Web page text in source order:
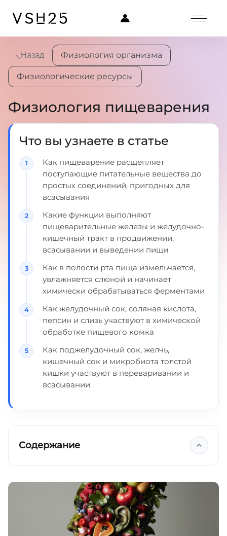
Назад Физиология организма
Физиологические ресурсы
Физиология пищеварения
Что вы узнаете в статье
Как пищеварение расщепляет
поступающие питательные вещества до
простых соединений, пригодных для
всасывания
Какие функции выполняют
пищеварительные железы и желудочно-
кишечный тракт в продвижении,
всасывании и выведении пищи
Как в полости рта пища измельчается,
увлажняется слюной и начинает
химически обрабатываться ферментами
Как желудочный сок, соляная кислота,
пепсин и слизь участвуют в химической
обработке пищевого комка
Как поджелудочный сок, желчь,
кишечный сок и микробиота толстой
кишки участвуют в переваривании и
всасывании
Содержание
пищеварения в полости рта
Пищеварение в желудке
Пищеварение в тонком кишечнике